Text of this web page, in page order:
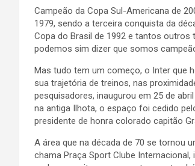
Campeão da Copa Sul-Americana de
1979, sendo a terceira conquista da
Copa do Brasil de 1992 e tantos
podemos sim dizer que somos
Mas tudo tem um começo, o Inter que
sua trajetória de treinos, nas
pesquisadores, inaugurou em 25 de
na antiga Ilhota, o espaço foi cedido
presidente de honra colorado capitão
A área que na década de 70 se tornou
chama Praça Sport Clube